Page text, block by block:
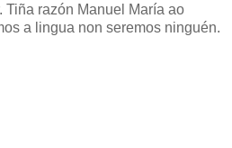
Tiña razón Manuel María ao
a lingua non seremos ninguén.